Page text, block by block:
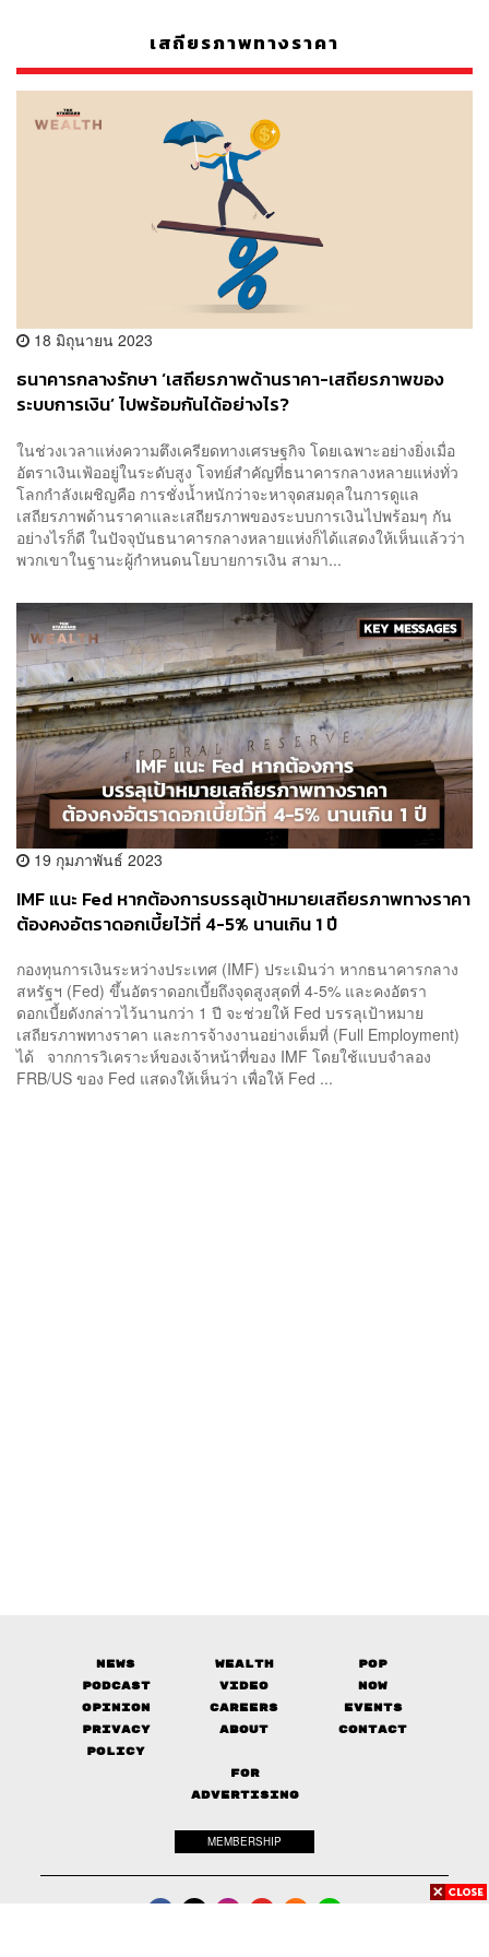
เสถียรภาพทางราคา
18 มิถุนายน 2023
ธนาคารกลางรักษา ‘เสถียรภาพด้านราคา-เสถียรภาพของ
ระบบการเงิน’ ไปพร้อมกันได้อย่างไร?
ในช่วงเวลาแห่งความตึงเครียดทางเศรษฐกิจ โดยเฉพาะอย่างยิ่งเมื่อ
อัตราเงินเฟ้ออยู่ในระดับสูง โจทย์สำคัญที่ธนาคารกลางหลายแห่งทั่ว
โลกกำลังเผชิญคือ การชั่งน้ำหนักว่าจะหาจุดสมดุลในการดูแล
เสถียรภาพด้านราคาและเสถียรภาพของระบบการเงินไปพร้อมๆ กัน
อย่างไรก็ดี ในปัจจุบันธนาคารกลางหลายแห่งก็ได้แสดงให้เห็นแล้วว่า
พวกเขาในฐานะผู้กำหนดนโยบายการเงิน สามา...
19 กุมภาพันธ์ 2023
IMF แนะ Fed หากต้องการบรรลุเป้าหมายเสถียรภาพทางราคา
ต้องคงอัตราดอกเบี้ยไว้ที่ 4-5% นานเกิน 1 ปี
กองทุนการเงินระหว่างประเทศ (IMF) ประเมินว่า หากธนาคารกลาง
สหรัฐฯ (Fed) ขึ้นอัตราดอกเบี้ยถึงจุดสูงสุดที่ 4-5% และคงอัตรา
ดอกเบี้ยดังกล่าวไว้นานกว่า 1 ปี จะช่วยให้ Fed บรรลุเป้าหมาย
เสถียรภาพทางราคา และการจ้างงานอย่างเต็มที่ (Full Employment)
ได้ จากการวิเคราะห์ของเจ้าหน้าที่ของ IMF โดยใช้แบบจำลอง
FRB/US ของ Fed แสดงให้เห็นว่า เพื่อให้ Fed ...
News Wealth
Pop
Podcast
Video
Now
Opinion
Careers
Events
Privacy
Policy
About Contact
FOR
ADVERTISING
MEMBERSHIP